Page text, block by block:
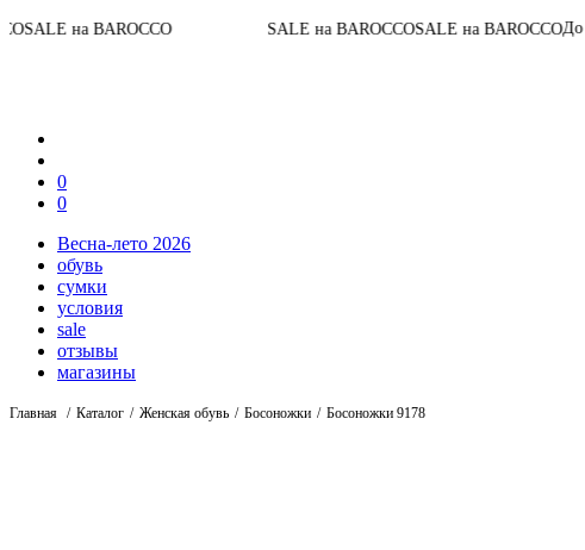
SALE на BAROCCO SALE на BAROCCOДо конца акции07:09:45:43
0
0
Весна-лето 2026
обувь
сумки
условия
sale
отзывы
магазины
Главная Каталог Женская обувь Босоножки Босоножки 9178